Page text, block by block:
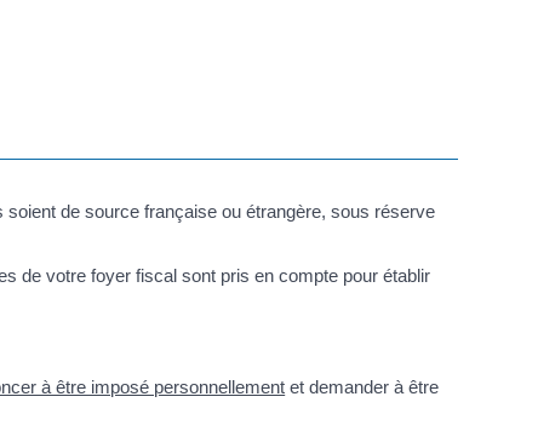
de source française ou étrangère, sous réserve
de votre foyer fiscal sont pris en compte pour établir
à être imposé personnellement et demander à être